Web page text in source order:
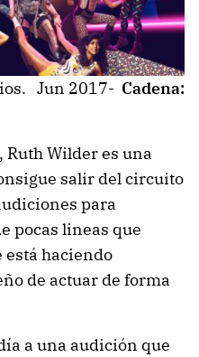
Jun 2017- Cadena:
Ruth Wilder es una
salir del circuito
para
pocas lineas que
está haciendo
de actuar de forma
a una audición que